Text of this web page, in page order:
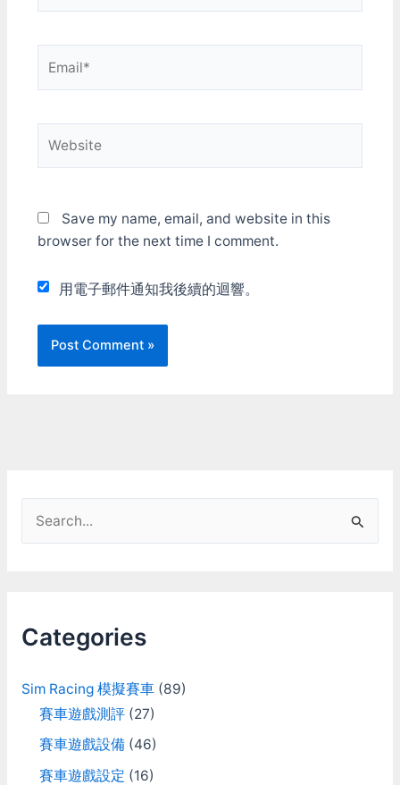
Save my name, email, and website in this
browser for the next time I comment.
用電子郵件通知我後續的迴響。
e
h
Categories
Sim Racing 模擬賽車(89)
賽車遊戲測評(27)
賽車遊戲設備(46)
賽車遊戲設定 (16)